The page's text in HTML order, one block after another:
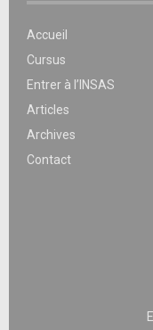
Accueil
Cursus
Entrer à l’INSAS
Articles
Archives
Contact